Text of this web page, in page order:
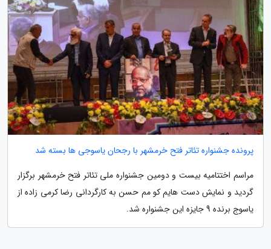
پرونده جشنواره تئاتر فتح خرمشهر با رجحان یاسوجی ها بسته شد
مراسم اختتامیه بیست و دومین جشنواره ملی تئاتر فتح خرمشهر برگزار
گردید و نمایش دست هایم کو مم حسن به کارگردانی رضا کرمی زاده از
یاسوج برنده 9 جایزه این جشنواره شد.